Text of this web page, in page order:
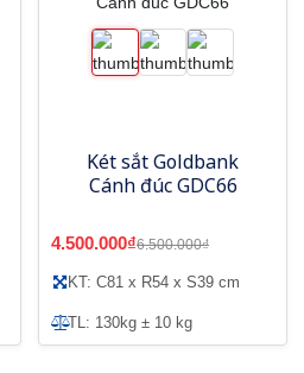
Két sắt Goldbank
Cánh đúc GDC66
4.500.000₫6.500.000₫
KT: C81 x R54 x S39 cm
TL: 130kg ± 10 kg